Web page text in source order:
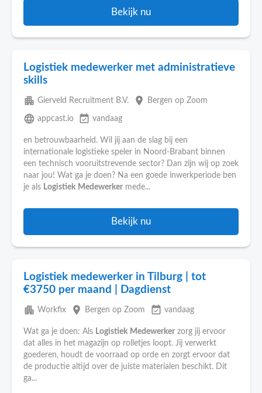
Bekijk nu
Logistiek medewerker met administratieve
skills
apartment Gierveld Recruitment B.V. place Bergen op Zoom
language appcast.io event_available vandaag
en betrouwbaarheid. Wil jij aan de slag bij een
internationale logistieke speler in Noord-Brabant binnen
een technisch vooruitstrevende sector? Dan zijn wij op zoek
naar jou! Wat ga je doen? Na een goede inwerkperiode ben
je als Logistiek Medewerker mede...
Bekijk nu
Logistiek medewerker in Tilburg | tot
€3750 per maand | Dagdienst
apartment Workfix place Bergen op Zoom event_available vandaag
Wat ga je doen: Als Logistiek Medewerker zorg jij ervoor
dat alles in het magazijn op rolletjes loopt. Jij verwerkt
goederen, houdt de voorraad op orde en zorgt ervoor dat
de productie altijd over de juiste materialen beschikt. Dit
ga...